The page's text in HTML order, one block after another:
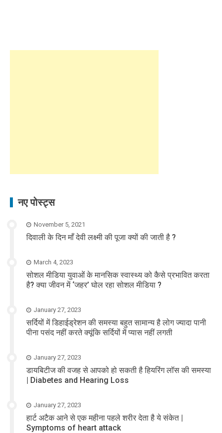
नए पोस्ट्स
November 5, 2021
दिवाली के दिन माँ देवी लक्ष्मी की पूजा क्यों की जाती है ?
March 4, 2023
सोशल मीडिया युवाओं के मानसिक स्वास्थ्य को कैसे प्रभावित करता
है? क्या जीवन में ‘जहर’ घोल रहा सोशल मीडिया ?
January 27, 2023
सर्दियों में डिहाईड्रेशन की समस्या बहुत सामान्य है लोग ज्यादा पानी
पीना पसंद नहीं करते क्यूंकि सर्दियों में प्यास नहीं लगती
January 27, 2023
डायबिटीज की वजह से आपको हो सकती है हियरिंग लॉस की समस्या
| Diabetes and Hearing Loss
January 27, 2023
हार्ट अटैक आने से एक महीना पहले शरीर देता है ये संकेत |
Symptoms of heart attack